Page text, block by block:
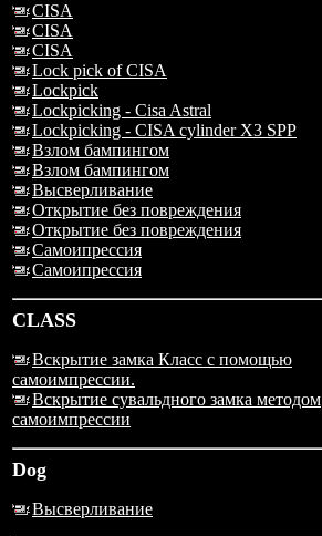
CISA
CISA
CISA
Lock pick of CISA
Lockpick
Lockpicking - Cisa Astral
Lockpicking - CISA cylinder X3 SPP
Взлом бампингом
Взлом бампингом
Высверливание
Открытие без повреждения
Открытие без повреждения
Самоипрессия
Самоипрессия
CLASS
Вскрытие замка Класс с помощью
самоимпрессии.
Вскрытие сувальдного замка методом
самоимпрессии
Dog
Высверливание